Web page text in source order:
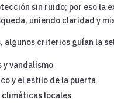
sin ruido; por eso la
uniendo claridad y
algunos criterios guían la
y vandalismo
y el estilo de la puerta
climáticas locales